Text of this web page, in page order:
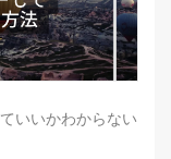
いいかわからない